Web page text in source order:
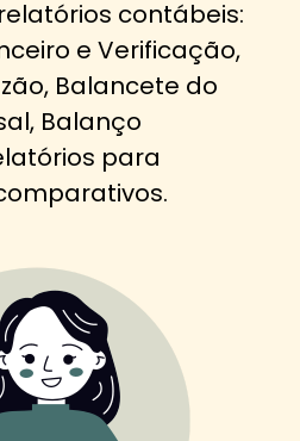
contábeis:
e Verificação,
Balancete do
Balanço
para